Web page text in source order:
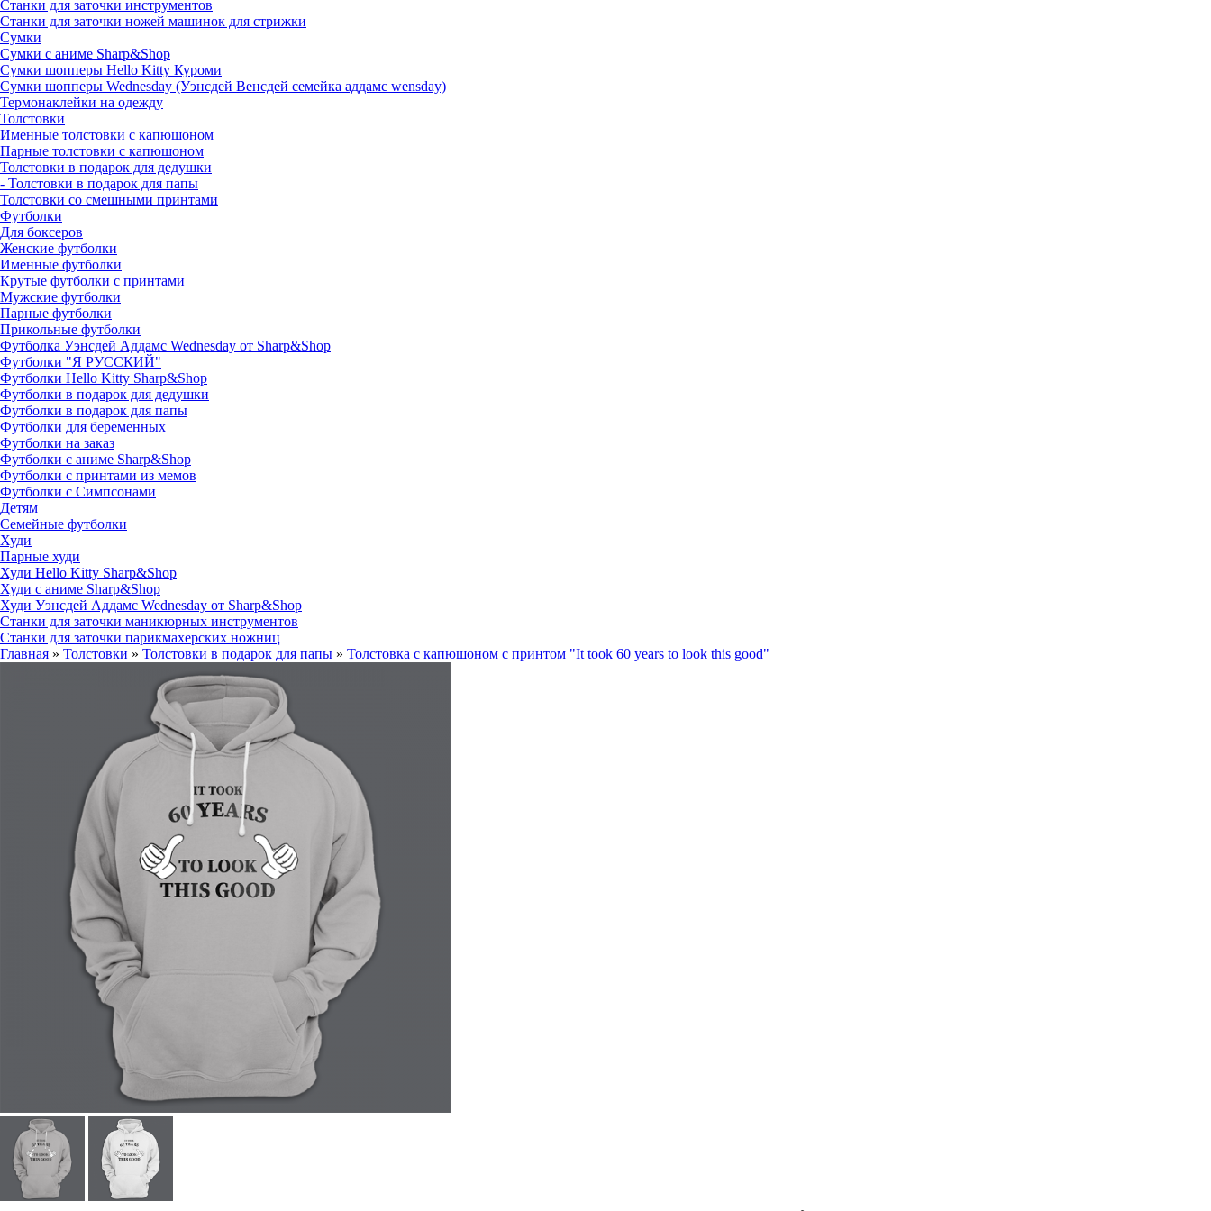
Станки для заточки инструментов
Станки для заточки ножей машинок для стрижки
Сумки
Сумки с аниме Sharp&Shop
Сумки шопперы Hello Kitty Куроми
Сумки шопперы Wednesday (Уэнсдей Венсдей семейка аддамс wensday)
Термонаклейки на одежду
Толстовки
Именные толстовки с капюшоном
Парные толстовки с капюшоном
Толстовки в подарок для дедушки
- Толстовки в подарок для папы
Толстовки со смешными принтами
Футболки
Для боксеров
Женские футболки
Именные футболки
Крутые футболки с принтами
Мужские футболки
Парные футболки
Прикольные футболки
Футболка Уэнсдей Аддамс Wednesday от Sharp&Shop
Футболки "Я РУССКИЙ"
Футболки Hello Kitty Sharp&Shop
Футболки в подарок для дедушки
Футболки в подарок для папы
Футболки для беременных
Футболки на заказ
Футболки с аниме Sharp&Shop
Футболки с принтами из мемов
Футболки с Симпсонами
Детям
Семейные футболки
Худи
Парные худи
Худи Hello Kitty Sharp&Shop
Худи с аниме Sharp&Shop
Худи Уэнсдей Аддамс Wednesday от Sharp&Shop
Станки для заточки маникюрных инструментов
Станки для заточки парикмахерских ножниц
Главная » Толстовки » Толстовки в подарок для папы » Толстовка с капюшоном с принтом "It took 60 years to look this good"